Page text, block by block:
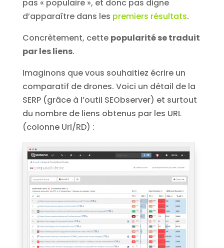
pas « populaire », et donc pas digne
d’apparaître dans les premiers résultats.
Concrètement, cette popularité se traduit
par les liens.
Imaginons que vous souhaitiez écrire un
comparatif de drones. Voici un détail de la
SERP (grâce à l’outil SEObserver) et surtout
du nombre de liens obtenus par les URL
(colonne Url/RD) :